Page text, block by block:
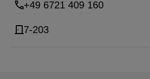
+49 6721 409 160
7-203